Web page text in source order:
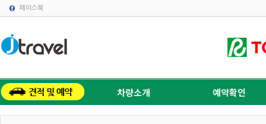
페이스북
차량소개 예약확인